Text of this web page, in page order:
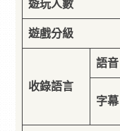
遊玩人數
遊戲分級
收錄語言
語音
字幕